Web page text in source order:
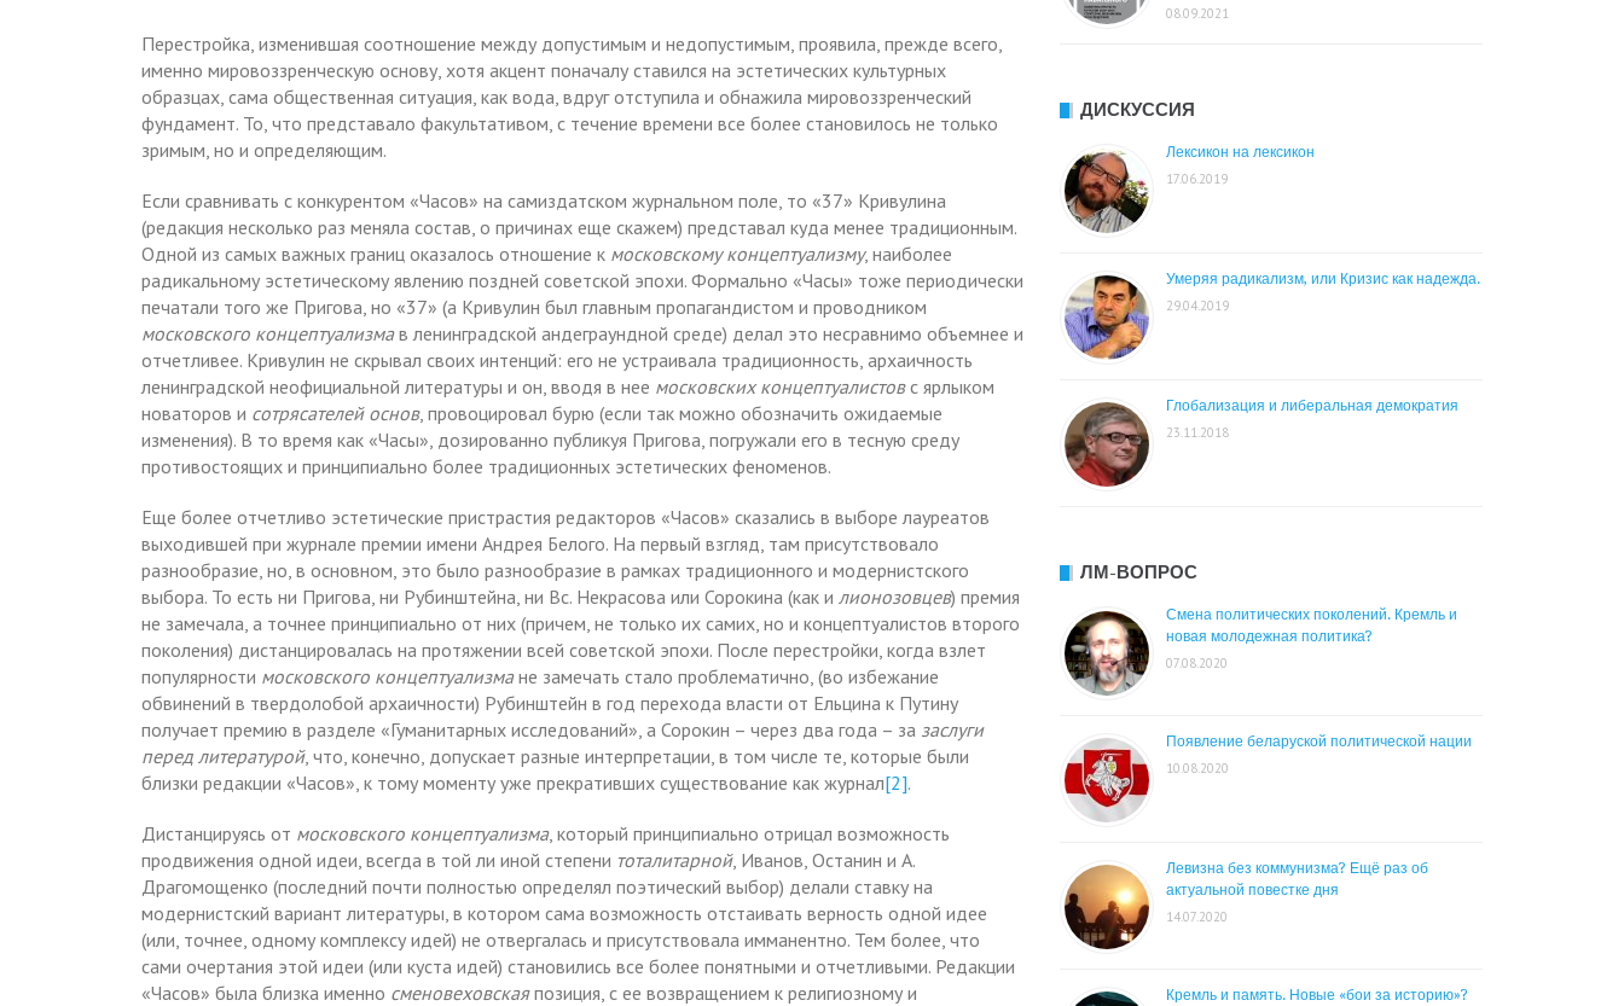
Перестройка, изменившая соотношение между допустимым и недопустимым, проявила, прежде всего,
именно мировоззренческую основу, хотя акцент поначалу ставился на эстетических культурных
образцах, сама общественная ситуация, как вода, вдруг отступила и обнажила мировоззренческий
фундамент. То, что представало факультативом, с течение времени все более становилось не только
зримым, но и определяющим.
Если сравнивать с конкурентом «Часов» на самиздатском журнальном поле, то «37» Кривулина
(редакция несколько раз меняла состав, о причинах еще скажем) представал куда менее традиционным.
Одной из самых важных границ оказалось отношение к московскому концептуализму, наиболее
радикальному эстетическому явлению поздней советской эпохи. Формально «Часы» тоже периодически
печатали того же Пригова, но «37» (а Кривулин был главным пропагандистом и проводником
московского концептуализмав ленинградской андеграундной среде) делал это несравнимо объемнее и
отчетливее. Кривулин не скрывал своих интенций: его не устраивала традиционность, архаичность
ленинградской неофициальной литературы и он, вводя в нее московских концептуалистовс ярлыком
новаторов и сотрясателей основ, провоцировал бурю (если так можно обозначить ожидаемые
изменения). В то время как «Часы», дозированно публикуя Пригова, погружали его в тесную среду
противостоящих и принципиально более традиционных эстетических феноменов.
Еще более отчетливо эстетические пристрастия редакторов «Часов» сказались в выборе лауреатов
выходившей при журнале премии имени Андрея Белого. На первый взгляд, там присутствовало
разнообразие, но, в основном, это было разнообразие в рамках традиционного и модернистского
выбора. То есть ни Пригова, ни Рубинштейна, ни Вс. Некрасова или Сорокина (как и лионозовцев) премия
не замечала, а точнее принципиально от них (причем, не только их самих, но и концептуалистов второго
поколения) дистанцировалась на протяжении всей советской эпохи. После перестройки, когда взлет
популярности московского концептуализмане замечать стало проблематично, (во избежание
обвинений в твердолобой архаичности) Рубинштейн в год перехода власти от Ельцина к Путину
получает премию в разделе «Гуманитарных исследований», а Сорокин – через два года – за заслуги
перед литературой, что, конечно, допускает разные интерпретации, в том числе те, которые были
близки редакции «Часов», к тому моменту уже прекративших существование как журнал[2].
Дистанцируясь от московского концептуализма, который принципиально отрицал возможность
продвижения одной идеи, всегда в той ли иной степени тоталитарной, Иванов, Останин и А.
Драгомощенко (последний почти полностью определял поэтический выбор) делали ставку на
модернистский вариант литературы, в котором сама возможность отстаивать верность одной идее
(или, точнее, одному комплексу идей) не отвергалась и присутствовала имманентно. Тем более, что
сами очертания этой идеи (или куста идей) становились все более понятными и отчетливыми. Редакции
«Часов» была близка именно сменовеховскаяпозиция, с ее возвращением к религиозному и
08.09.2021
ДИСКУССИЯ
Лексикон на лексикон
17.06.2019
Умеряя радикализм, или Кризис как надежда.
29.04.2019
Глобализация и либеральная демократия
23.11.2018
ЛМ-ВОПРОС
Смена политических поколений. Кремль и
новая молодежная политика?
07.08.2020
Появление беларуской политической нации
10.08.2020
Левизна без коммунизма? Ещё раз об
актуальной повестке дня
14.07.2020
Кремль и память. Новые «бои за историю»?